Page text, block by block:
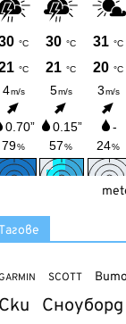
SCOTT
Сноуборд